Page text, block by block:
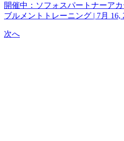
開催中：ソフォスパートナーア
ブルメントトレーニング | 7月 16,
次へ